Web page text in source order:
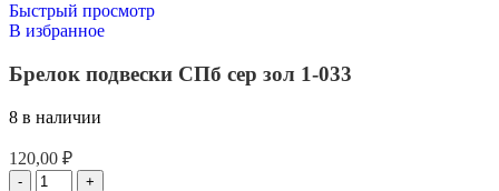
Быстрый просмотр
В избранное
Брелок подвески СПб сер зол 1-033
8 в наличии
120,00 ₽